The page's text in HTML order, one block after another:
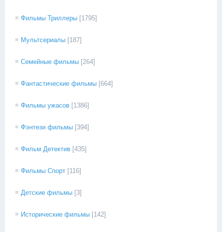
Фильмы Триллеры [1795]
Мультсериалы [187]
Семейные фильмы [264]
Фантастические фильмы [664]
Фильмы ужасов [1386]
Фэнтези фильмы [394]
Фильм Детектив [435]
Фильмы Спорт [116]
Детские фильмы [3]
Исторические фильмы [142]